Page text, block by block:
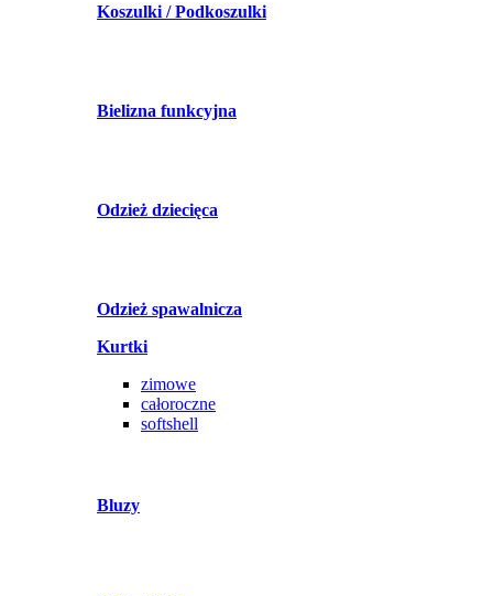
Koszulki / Podkoszulki
Bielizna funkcyjna
Odzież dziecięca
Odzież spawalnicza
Kurtki
zimowe
całoroczne
softshell
Bluzy